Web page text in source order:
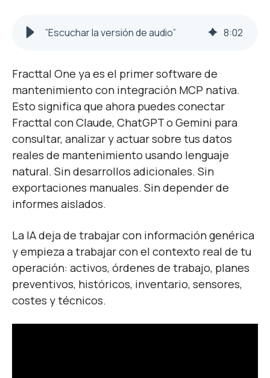
”Escuchar la versión de audio” 8:02
Fracttal One ya es el primer software de
mantenimiento con integración MCP nativa.
Esto significa que ahora puedes conectar
Fracttal con Claude, ChatGPT o Gemini para
consultar, analizar y actuar sobre tus datos
reales de mantenimiento usando lenguaje
natural. Sin desarrollos adicionales. Sin
exportaciones manuales. Sin depender de
informes aislados.
La IA deja de trabajar con información genérica
y empieza a trabajar con el contexto real de tu
operación: activos, órdenes de trabajo, planes
preventivos, históricos, inventario, sensores,
costes y técnicos.